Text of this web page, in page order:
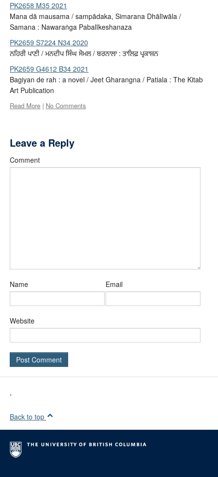
PK2658 M35 2021
Mana dā mausama / sampādaka, Simarana Dhālīwāla /
Samana : Nawaraṅga Pabalīkeshanaza
PK2659 S7224 N34 2020
ਨਹਿਰੀ ਪਾਣੀ / ਮਨਦੀਪ ਸਿੰਘ ਸੋਮਲ / ਬਰਨਾਲਾ : ਤਾਲਿਫ਼ ਪ੍ਰਕਾਸ਼ਨ
PK2659 G4612 B34 2021
Bagiyan de rah : a novel / Jeet Gharangna / Patiala : The Kitab
Art Publication
Read More | No Comments
Leave a Reply
Comment
Name Email
Website
,
Back to top